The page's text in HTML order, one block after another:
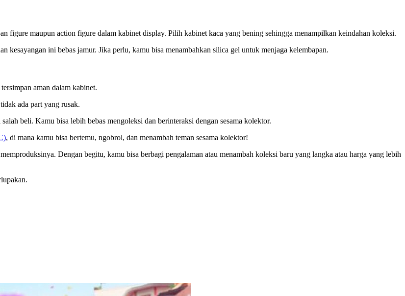
figure maupun action figure dalam kabinet display. Pilih kabinet kaca yang bening sehingga menampilkan keindahan koleksi.
kesayangan ini bebas jamur. Jika perlu, kamu bisa menambahkan silica gel untuk menjaga kelembapan.
aman dalam kabinet.
ada part yang rusak.
beli. Kamu bisa lebih bebas mengoleksi dan berinteraksi dengan sesama kolektor.
, di mana kamu bisa bertemu, ngobrol, dan menambah teman sesama kolektor!
Dengan begitu, kamu bisa berbagi pengalaman atau menambah koleksi baru yang langka atau harga yang lebih